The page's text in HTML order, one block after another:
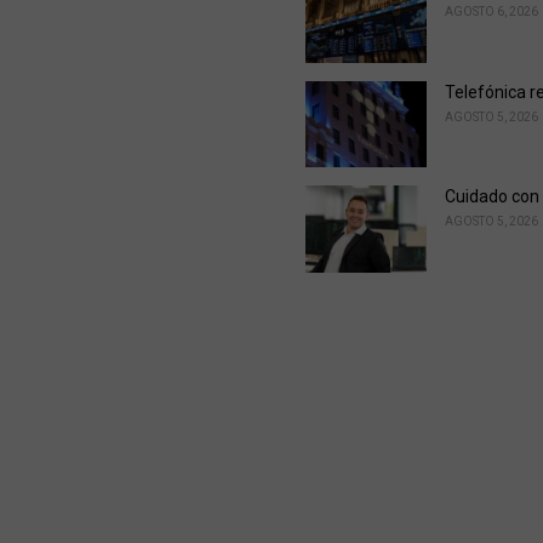
AGOSTO 6, 2026
Telefónica
AGOSTO 5, 2026
Cuidado
AGOSTO 5, 2026